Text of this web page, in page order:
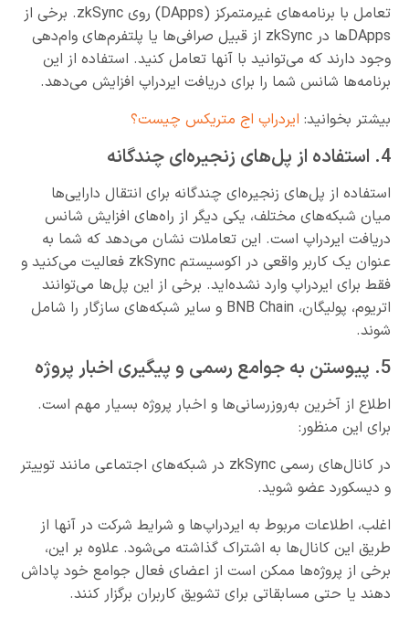
تعامل با برنامه‌های غیرمتمرکز (DApps) روی zkSync. برخی از
DApps‌ها در zkSync از قبیل صرافی‌ها یا پلتفرم‌های وام‌دهی
وجود دارند که می‌توانید با آنها تعامل کنید. استفاده از این
برنامه‌ها شانس شما را برای دریافت ایردراپ افزایش می‌دهد.
بیشتر بخوانید: ایردراپ اج متریکس چیست؟
4. استفاده از پل‌های زنجیره‌ای چندگانه
استفاده از پل‌های زنجیره‌ای چندگانه برای انتقال دارایی‌ها
میان شبکه‌های مختلف، یکی دیگر از راه‌های افزایش شانس
دریافت ایردراپ است. این تعاملات نشان می‌دهد که شما به
عنوان یک کاربر واقعی در اکوسیستم zkSync فعالیت می‌کنید و
فقط برای ایردراپ وارد نشده‌اید. برخی از این پل‌ها می‌توانند
اتریوم، پولیگان، BNB Chain و سایر شبکه‌های سازگار را شامل
شوند.
5. پیوستن به جوامع رسمی و پیگیری اخبار پروژه
اطلاع از آخرین به‌روزرسانی‌ها و اخبار پروژه بسیار مهم است.
برای این منظور:
در کانال‌های رسمی zkSync در شبکه‌های اجتماعی مانند توییتر
و دیسکورد عضو شوید.
اغلب، اطلاعات مربوط به ایردراپ‌ها و شرایط شرکت در آنها از
طریق این کانال‌ها به اشتراک گذاشته می‌شود. علاوه بر این،
برخی از پروژه‌ها ممکن است از اعضای فعال جوامع خود پاداش
دهند یا حتی مسابقاتی برای تشویق کاربران برگزار کنند.